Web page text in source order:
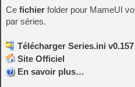
Ce fichier folder pour MameUI
par séries.
Télécharger Series.ini
Site Officiel
En savoir plus…